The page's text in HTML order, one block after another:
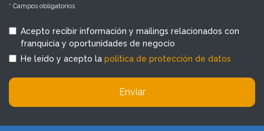
* Campos obligatorios
Acepto recibir información y mailings relacionados con
franquicia y oportunidades de negocio
He leído y acepto la política de protección de datos
Enviar